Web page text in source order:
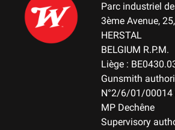
Parc industriel
3ème Avenue,
HERSTAL
BELGIUM R.P.M.
Liège :
Gunsmith
N°2/6/01/00014
MP Dechêne
Supervisory